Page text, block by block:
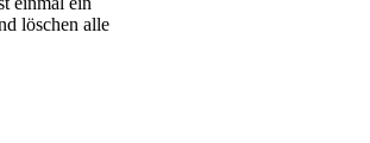
löschen alle